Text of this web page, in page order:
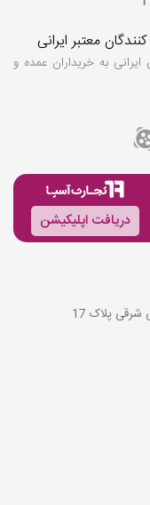
معتبر ایرانی
به خریداران عمده و
دریافت اپلیکیشن
پلاک 17